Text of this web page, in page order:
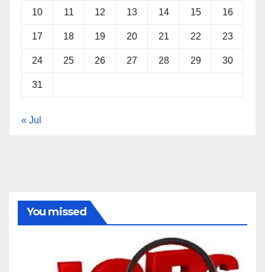
10 11 12 13 14 15 16
17 18 19 20 21 22 23
24 25 26 27 28 29 30
31
« Jul
You missed